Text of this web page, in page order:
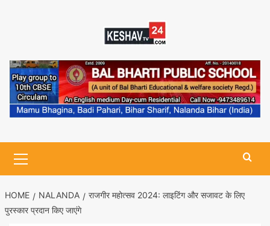
Menu
HOME NALANDA
राजगीर महोत्सव 2024: लाइटिंग और सजावट के लिए
पुरस्कार प्रदान किए जाएंगे